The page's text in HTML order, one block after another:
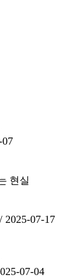
07
현실
/ 2025-07-17
07-04